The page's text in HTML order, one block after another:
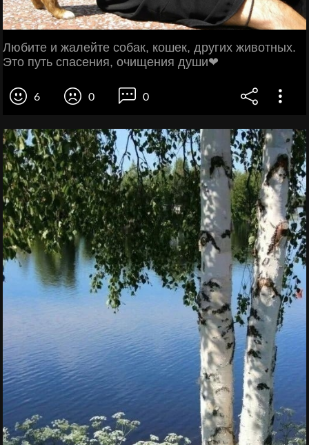
Любите и жалейте собак, кошек, других животных.
Это путь спасения, очищения души❤
6 0 0